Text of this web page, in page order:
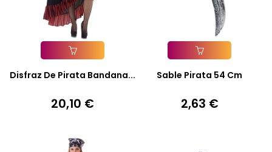
Añadir A La Cesta
Disfraz De Pirata Bandana...
Precio
20,10 €
Añadir A La Cesta
Sable Pirata 54 Cm
Precio
2,63 €